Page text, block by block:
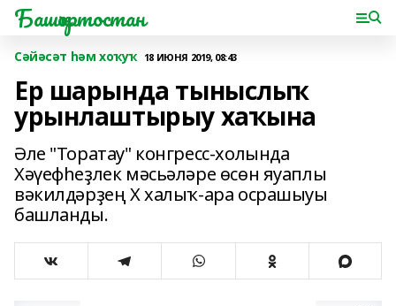
Башҡортостан
Сәйәсәт һәм хоҡуҡ 18 ИЮНЯ 2019, 08:43
Ер шарында тыныслыҡ
урынлаштырыу хаҡына
Әле "Торатау" конгресс-холында
Xәүефһеҙлек мәсьәләре өсөн яуаплы
вәкилдәрҙең X халыҡ-ара осрашыуы
башланды.